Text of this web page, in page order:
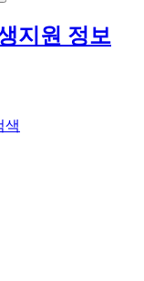
지원 정보
색